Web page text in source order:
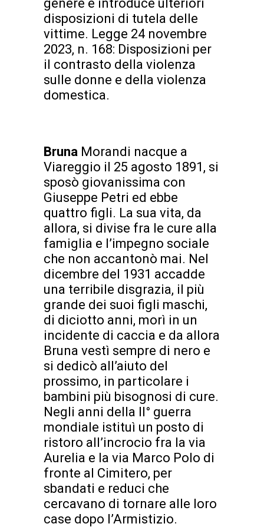
genere e introduce ulteriori
disposizioni di tutela delle
vittime. Legge 24 novembre
2023, n. 168: Disposizioni per
il contrasto della violenza
sulle donne e della violenza
domestica.
Bruna Morandi nacque a
Viareggio il 25 agosto 1891, si
sposò giovanissima con
Giuseppe Petri ed ebbe
quattro figli. La sua vita, da
allora, si divise fra le cure alla
famiglia e l’impegno sociale
che non accantonò mai. Nel
dicembre del 1931 accadde
una terribile disgrazia, il più
grande dei suoi figli maschi,
di diciotto anni, morì in un
incidente di caccia e da allora
Bruna vestì sempre di nero e
si dedicò all’aiuto del
prossimo, in particolare i
bambini più bisognosi di cure.
Negli anni della II° guerra
mondiale istituì un posto di
ristoro all’incrocio fra la via
Aurelia e la via Marco Polo di
fronte al Cimitero, per
sbandati e reduci che
cercavano di tornare alle loro
case dopo l’Armistizio.